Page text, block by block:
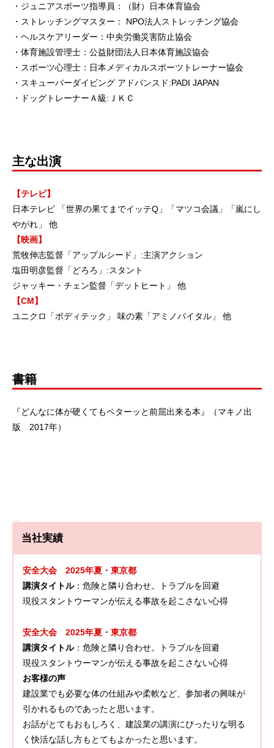
・ジュニアスポーツ指導員：（財）日本体育協会
・ストレッチングマスター： NPO法人ストレッチング協会
・ヘルスケアリーダー：中央労働災害防止協会
・体育施設管理士：公益財団法人日本体育施設協会
・スポーツ心理士：日本メディカルスポーツトレーナー協会
・スキューバーダイビング アドバンスド:PADI JAPAN
・ドッグトレーナーＡ級:ＪＫＣ
主な出演
【テレビ】
日本テレビ 「世界の果てまでイッテQ」「マツコ会議」「嵐にし
やがれ」 他
【映画】
荒牧伸志監督「アップルシード」:主演アクション
塩田明彦監督「どろろ」:スタント
ジャッキー・チェン監督「デットヒート」 他
【CM】
ユニクロ「ボディテック」 味の素「アミノバイタル」 他
書籍
『どんなに体が硬くてもペターッと前屈出来る本』（マキノ出
版 2017年）
当社実績
安全大会 2025年夏・東京都
講演タイトル：危険と隣り合わせ。トラブルを回避
現役スタントウーマンが伝える事故を起こさない心得
安全大会 2025年夏・東京都
講演タイトル：危険と隣り合わせ。トラブルを回避
現役スタントウーマンが伝える事故を起こさない心得
お客様の声
建設業でも必要な体の仕組みや柔軟など、参加者の興味が
引かれるものであったと思います。
お話がとてもおもしろく、建設業の講演にぴったりな明る
く快活な話し方もとてもよかったと思います。